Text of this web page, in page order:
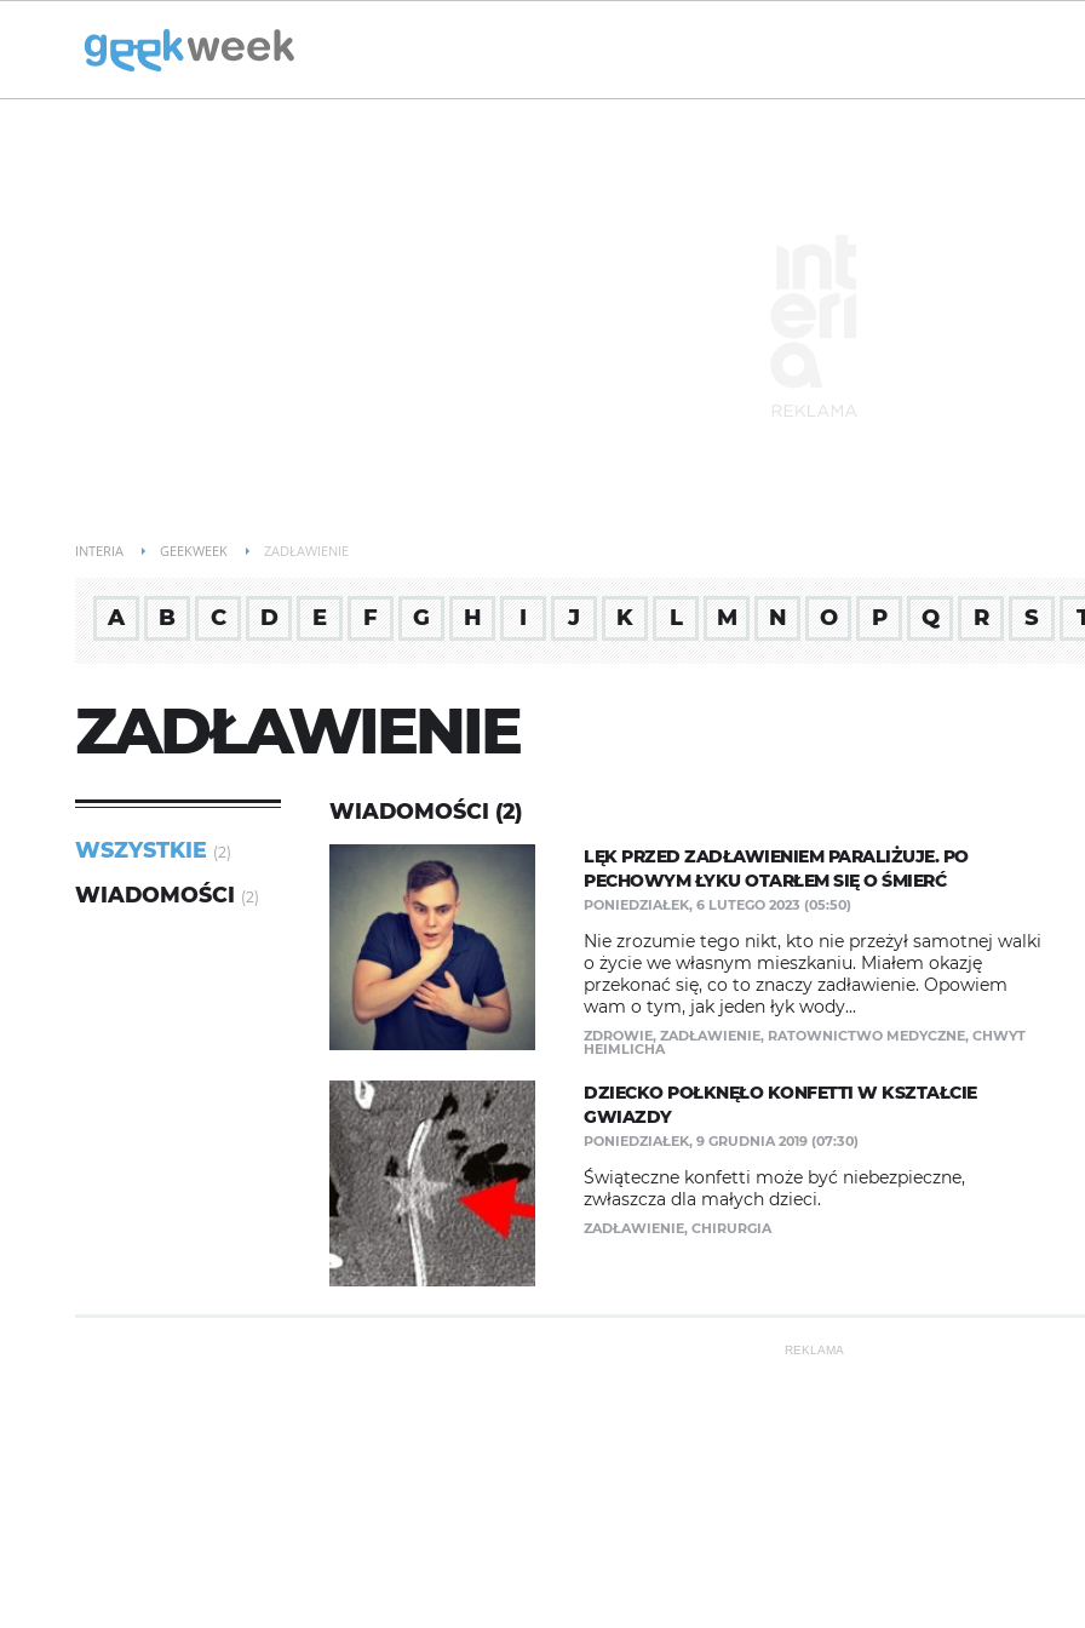
INTERIA GEEKWEEK ZADŁAWIENIE
A B C D E F G H I J K L M N O P Q R S
ZADŁAWIENIE
WSZYSTKIE (2)
WIADOMOŚCI (2)
WIADOMOŚCI (2)
LĘK PRZED ZADŁAWIENIEM PARALIŻUJE. PO
PECHOWYM ŁYKU OTARŁEM SIĘ O ŚMIERĆ
PONIEDZIAŁEK, 6 LUTEGO 2023 (05:50)
Nie zrozumie tego nikt, kto nie przeżył samotnej walki
o życie we własnym mieszkaniu. Miałem okazję
przekonać się, co to znaczy zadławienie. Opowiem
wam o tym, jak jeden łyk wody...
ZDROWIE, ZADŁAWIENIE, RATOWNICTWO MEDYCZNE, CHWYT
HEIMLICHA
DZIECKO POŁKNĘŁO KONFETTI W KSZTAŁCIE
GWIAZDY
PONIEDZIAŁEK, 9 GRUDNIA 2019 (07:30)
​Świąteczne konfetti może być niebezpieczne,
zwłaszcza dla małych dzieci.
ZADŁAWIENIE, CHIRURGIA
REKLAMA